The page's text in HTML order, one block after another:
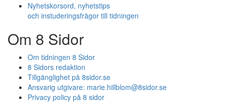
Nyhetskorsord, nyhetstips
och instuderingsfrågor till tidningen
Om 8 Sidor
Om tidningen 8 Sidor
8 Sidors redaktion
Tillgänglighet på 8sidor.se
Ansvarig utgivare: marie.hillblom@8sidor.se
Privacy policy på 8 sidor